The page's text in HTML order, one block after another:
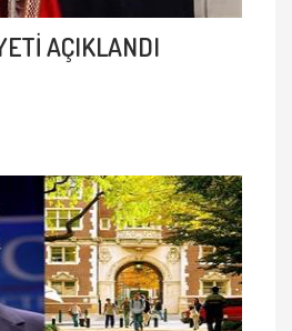
AÇIKLANDI